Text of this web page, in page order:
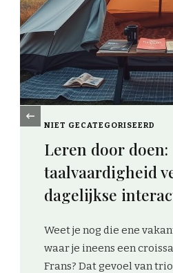
NIET GECATEGORISEERD
Thc olie in
voordelen,
gebruikstips
THC olie, ook wel bekend
een olie die wordt
cannabisplant en bevat